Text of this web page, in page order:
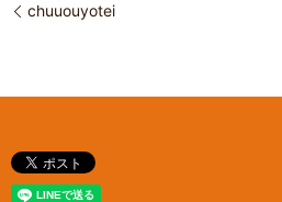
chuuouyotei